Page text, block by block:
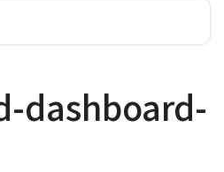
dashboard-